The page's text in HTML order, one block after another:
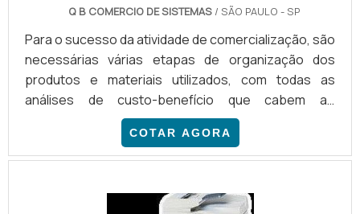
Q B COMERCIO DE SISTEMAS / SÃO PAULO - SP
Para o sucesso da atividade de comercialização, são
necessárias várias etapas de organização dos
produtos e materiais utilizados, com todas as
análises de custo-benefício que cabem ao
processo produtivo, e de marcação e identificação
dos produtos em estoque. Como uma ferramenta
para garantir que essa organização seja feita, as
função.ASSOCIAR E RASTREAR CÓDIGOS DE
COTAR AGORA